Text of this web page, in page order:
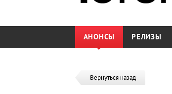
АНОНСЫ РЕЛИЗЫ
Вернуться назад